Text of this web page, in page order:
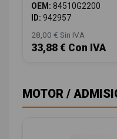
OEM: 84510G2200
ID: 942957
28,00 € Sin IVA
33,88 € Con IVA
MOTOR /